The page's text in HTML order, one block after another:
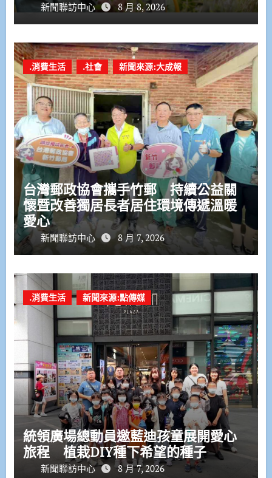
新聞聯訪中心 8 月 8, 2026
.消費生活 .社會 新聞來源:大成報
台灣郵政協會攜手竹郵 持續公益關
懷暨改善獨居長者居住環境傳遞溫暖
愛心
新聞聯訪中心 8 月 7, 2026
.消費生活 新聞來源:點傳媒
統領廣場總動員邀藍迪孩童展開愛心
旅程 植栽DIY種下希望的種子
新聞聯訪中心 8 月 7, 2026